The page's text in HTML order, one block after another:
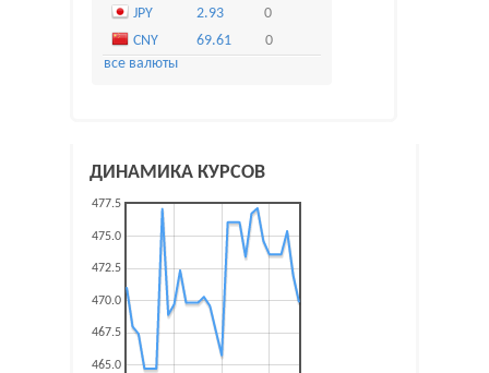
JPY
2.93
0
CNY
69.61
0
все валюты
ДИНАМИКА КУРСОВ
465.0
467.5
470.0
472.5
475.0
477.5